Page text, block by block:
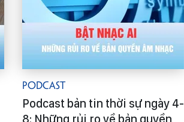
Podcast
Podcast bản tin thời sự ngày 4-
8: Những rủi ro về bản quyền